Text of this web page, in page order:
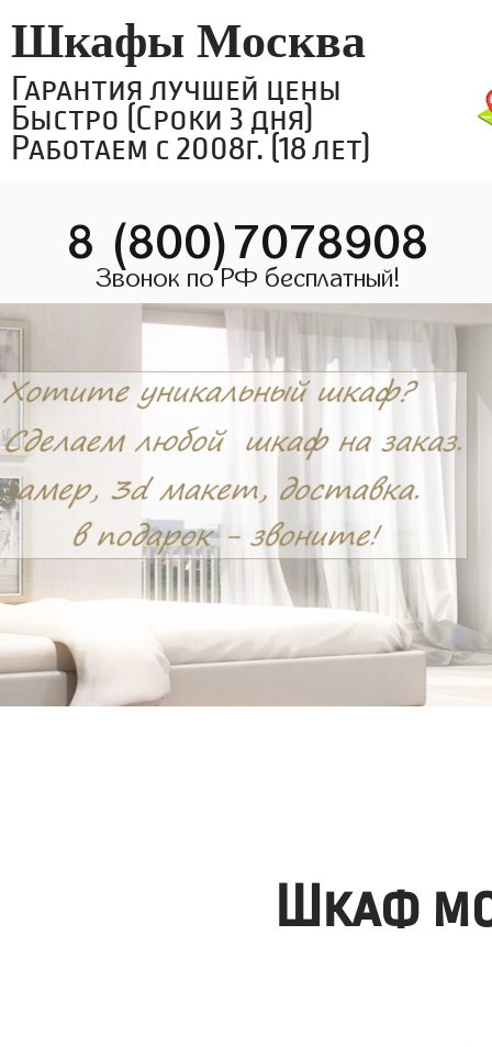
Шкафы Москва
Гарантия лучшей цены
Быстро (Сроки 3 дня)
Работаем с 2008г. (18 лет)
8 (800)7078908
Звонок по РФ бесплатный!
Шкаф